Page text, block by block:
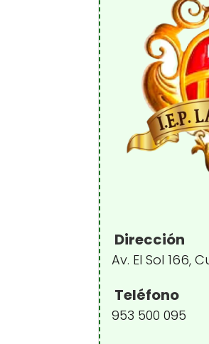
Dirección
Av. El Sol 166,
Teléfono
953 500 095